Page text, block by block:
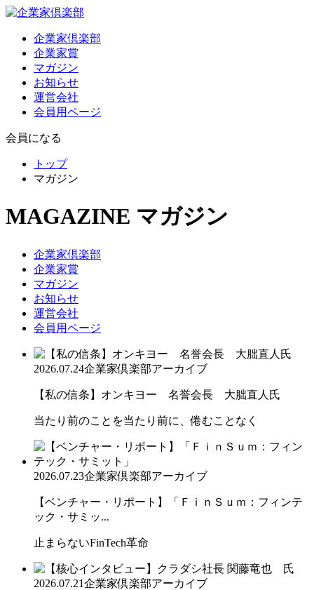
企業家倶楽部
企業家賞
マガジン
お知らせ
運営会社
会員用ページ
会員になる
トップ
マガジン
MAGAZINE マガジン
企業家倶楽部
企業家賞
マガジン
お知らせ
運営会社
会員用ページ
2026.07.24企業家倶楽部アーカイブ
【私の信条】オンキヨー 名誉会長 大朏直人氏
当たり前のことを当たり前に、倦むことなく
2026.07.23企業家倶楽部アーカイブ
【ベンチャー・リポート】「ＦｉｎＳｕｍ：フィンテ
ック・サミッ...
止まらないFinTech革命
2026.07.21企業家倶楽部アーカイブ